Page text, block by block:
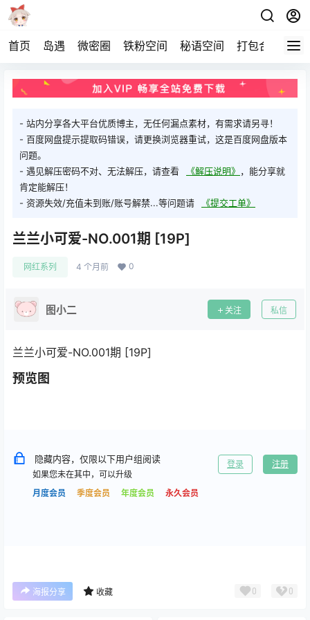
首页 岛遇 微密圈 铁粉空间 秘语空间 打包合集 关
- 站内分享各大平台优质博主，无任何漏点素材，有需求请另寻！
- 百度网盘提示提取码错误，请更换浏览器重试，这是百度网盘版本
问题。
- 遇见解压密码不对、无法解压，请查看
《解压说明》 ，能分享就
肯定能解压！
- 资源失效/充值未到账/账号解禁...等问题请
《提交工单》
兰兰小可爱-NO.001期 [19P]
网红系列 4 个月前 0
图小二 关注 私信
兰兰小可爱-NO.001期 [19P]
预览图
隐藏内容，仅限以下用户组阅读
如果您未在其中，可以升级
月度会员
季度会员 年度会员 永久会员
登录 注册
海报分享 收藏 0 0